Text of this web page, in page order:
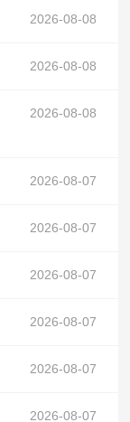
2026-08-08
2026-08-08
2026-08-08
风机在正
2026-08-07
2026-08-07
2026-08-07
2026-08-07
在正文中）2026-08-07
2026-08-07